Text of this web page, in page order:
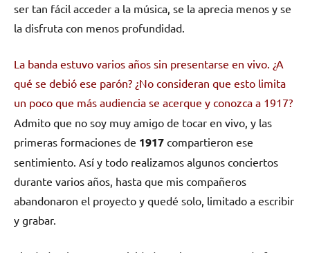
ser tan fácil acceder a la música, se la aprecia menos y se
la disfruta con menos profundidad.
La banda estuvo varios años sin presentarse en vivo. ¿A
qué se debió ese parón? ¿No consideran que esto limita
un poco que más audiencia se acerque y conozca a 1917?
Admito que no soy muy amigo de tocar en vivo, y las
primeras formaciones de 1917 compartieron ese
sentimiento. Así y todo realizamos algunos conciertos
durante varios años, hasta que mis compañeros
abandonaron el proyecto y quedé solo, limitado a escribir
y grabar.